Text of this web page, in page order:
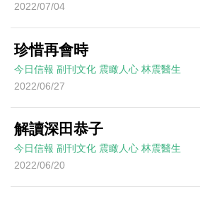
2022/07/04
珍惜再會時
今日信報 副刊文化 震瞰人心 林震醫生
2022/06/27
解讀深田恭子
今日信報 副刊文化 震瞰人心 林震醫生
2022/06/20